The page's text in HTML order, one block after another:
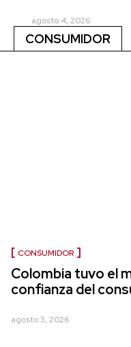
agosto 4, 2026
CONSUMIDOR
CONSUMIDOR
Colombia tuvo el
confianza del
agosto 3, 2026